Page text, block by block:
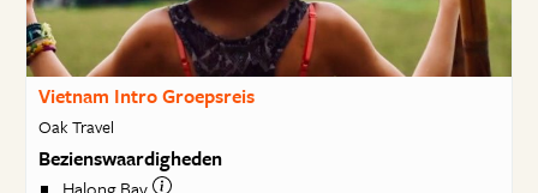
Vietnam Intro Groepsreis
Oak Travel
Bezienswaardigheden